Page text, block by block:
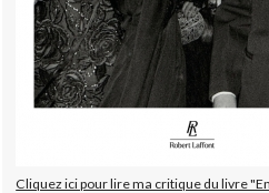
Cliquez ici pour lire ma critique du livre